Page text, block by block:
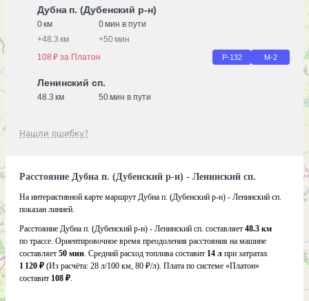
Дубна п. (Дубенский р-н)
0 км
0 мин в пути
+48.3 км +50 мин
108 ₽ за Платон
Р-132 М-2
Ленинский сп.
48.3 км 50 мин в пути
Нашли ошибку?
Расстояние Дубна п. (Дубенский р-н) - Ленинский сп.
На интерактивной карте маршрут Дубна п. (Дубенский р-н) - Ленинский сп.
показан линией.
Расстояние Дубна п. (Дубенский р-н) - Ленинский сп. составляет 48.3 км
по трассе. Ориентировочное время преодоления расстояния на машине
составляет 50 мин. Средний расход топлива составит 14 л при затратах
1 120 ₽ (Из расчёта: 28 л/100 км, 80 ₽/л). Плата по системе «Платон»
составит 108 ₽.